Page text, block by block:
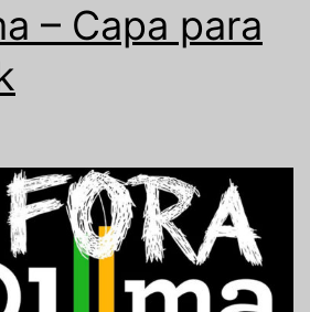
– Capa para